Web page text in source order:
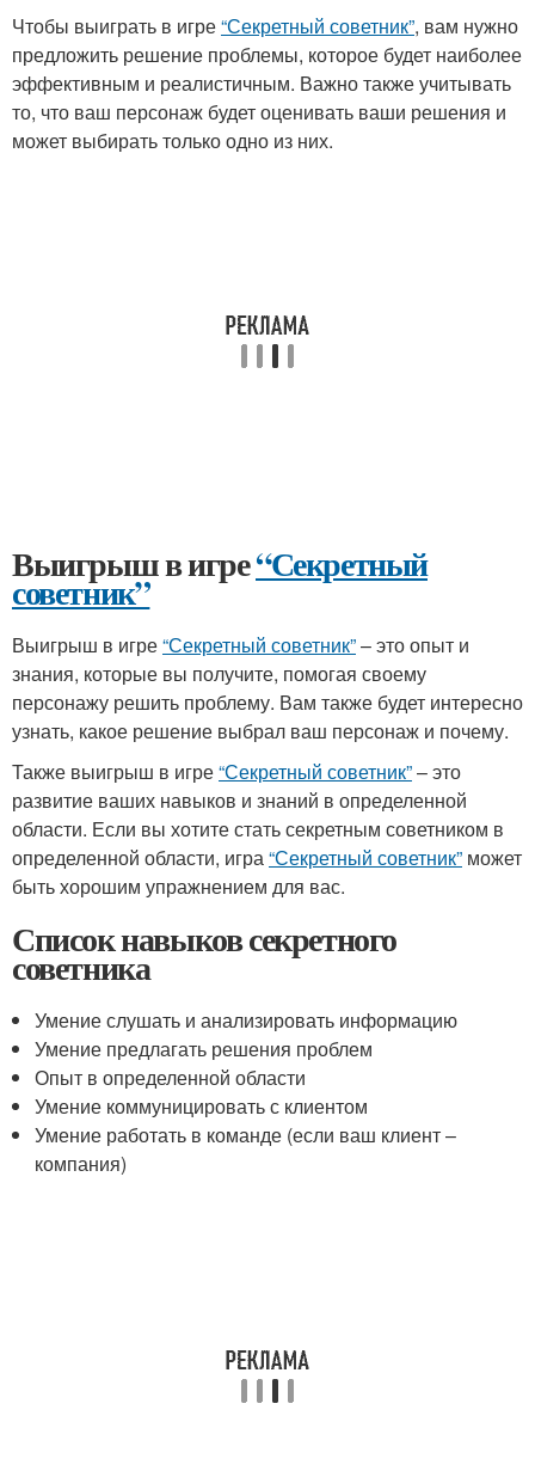
Чтобы выиграть в игре“Секретный советник”, вам нужно
предложить решение проблемы, которое будет наиболее
эффективным и реалистичным. Важно также учитывать
то, что ваш персонаж будет оценивать ваши решения и
может выбирать только одно из них.
Выигрыш в игре“Секретный
советник”
Выигрыш в игре“Секретный советник”– это опыт и
знания, которые вы получите, помогая своему
персонажу решить проблему. Вам также будет интересно
узнать, какое решение выбрал ваш персонаж и почему.
Также выигрыш в игре“Секретный советник”– это
развитие ваших навыков и знаний в определенной
области. Если вы хотите стать секретным советником в
определенной области, игра“Секретный советник” может
быть хорошим упражнением для вас.
Список навыков секретного
советника
Умение слушать и анализировать информацию
Умение предлагать решения проблем
Опыт в определенной области
Умение коммуницировать с клиентом
Умение работать в команде (если ваш клиент –
компания)